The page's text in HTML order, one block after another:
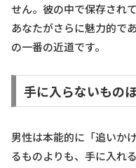
せん。彼の中で保存され
あなたがさらに魅力的で
の一番の近道です。
手に入らないもの
男性は本能的に「追いか
るものよりも、手に入れ